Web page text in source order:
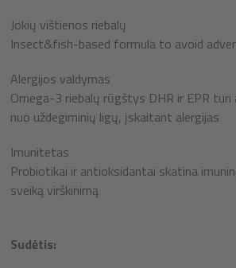
Jokių vištienos riebalų
Insect&fish-based formula to avoid
Alergijos valdymas
Omega-3 riebalų rūgštys DHR ir EPR turi
nuo uždegiminių ligų, įskaitant alergijas
Imunitetas
Probiotikai ir antioksidantai skatina
sveiką virškinimą
Sudėtis: